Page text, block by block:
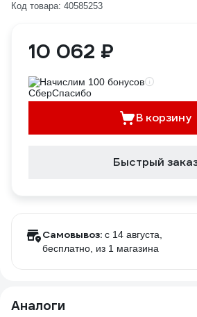
Код товара: 40585253
10 062 ₽
Начислим 100 бонусов
В корзину
Быстрый
Самовывоз: c 14 августа,
бесплатно , из 1 магазина
Аналоги